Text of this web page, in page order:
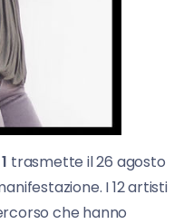
trasmette il 26 agosto
I 12 artisti
che hanno